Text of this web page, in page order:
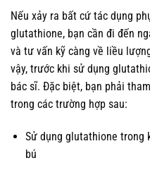
Nếu xảy ra bất cứ tác dụng
glutathione, bạn cần đi đến
và tư vấn kỹ càng về liều
vậy, trước khi sử dụng
bác sĩ. Đặc biệt, bạn phải
trong các trường hợp sau:
Sử dụng glutathione trong
bú